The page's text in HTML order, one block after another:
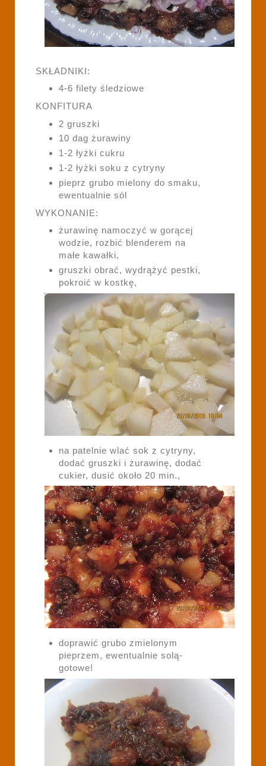
SKŁADNIKI:
4-6 filety śledziowe
KONFITURA
2 gruszki
10 dag żurawiny
1-2 łyżki cukru
1-2 łyżki soku z cytryny
pieprz grubo mielony do smaku,
ewentualnie sól
WYKONANIE:
żurawinę namoczyć w gorącej
wodzie, rozbić blenderem na
małe kawałki,
gruszki obrać, wydrążyć pestki,
pokroić w kostkę,
na patelnie wlać sok z cytryny,
dodać gruszki i żurawinę, dodać
cukier, dusić około 20 min.,
doprawić grubo zmielonym
pieprzem, ewentualnie solą-
gotowe!